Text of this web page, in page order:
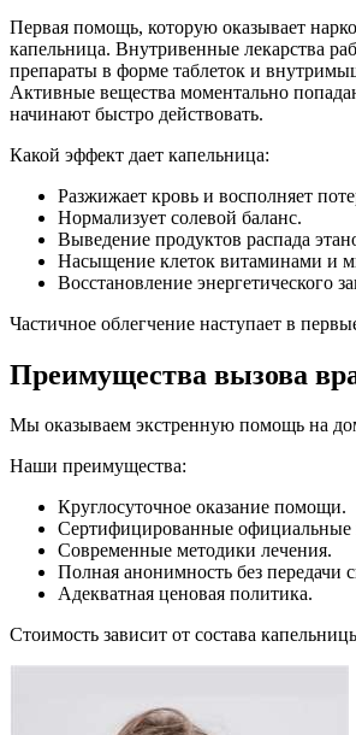
Первая помощь, которую оказывает
капельница. Внутривенные лекарства
препараты в форме таблеток и
Активные вещества моментально
начинают быстро действовать.
Какой эффект дает капельница:
Разжижает кровь и восполняет
Нормализует солевой баланс.
Выведение продуктов распада
Насыщение клеток витаминами и
Восстановление энергетического
Частичное облегчение наступает в
Преимущества вызова
Мы оказываем экстренную помощь на
Наши преимущества:
Круглосуточное оказание помощи.
Сертифицированные официальные
Современные методики лечения.
Полная анонимность без передачи
Адекватная ценовая политика.
Стоимость зависит от состава